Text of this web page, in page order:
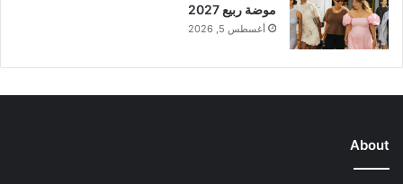
موضة ربيع 2027
أغسطس 5, 2026
About